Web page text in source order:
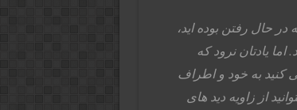
حال رفتن بوده اید،
یادتان نرود که
به خود و اطراف
از زاویه دید های